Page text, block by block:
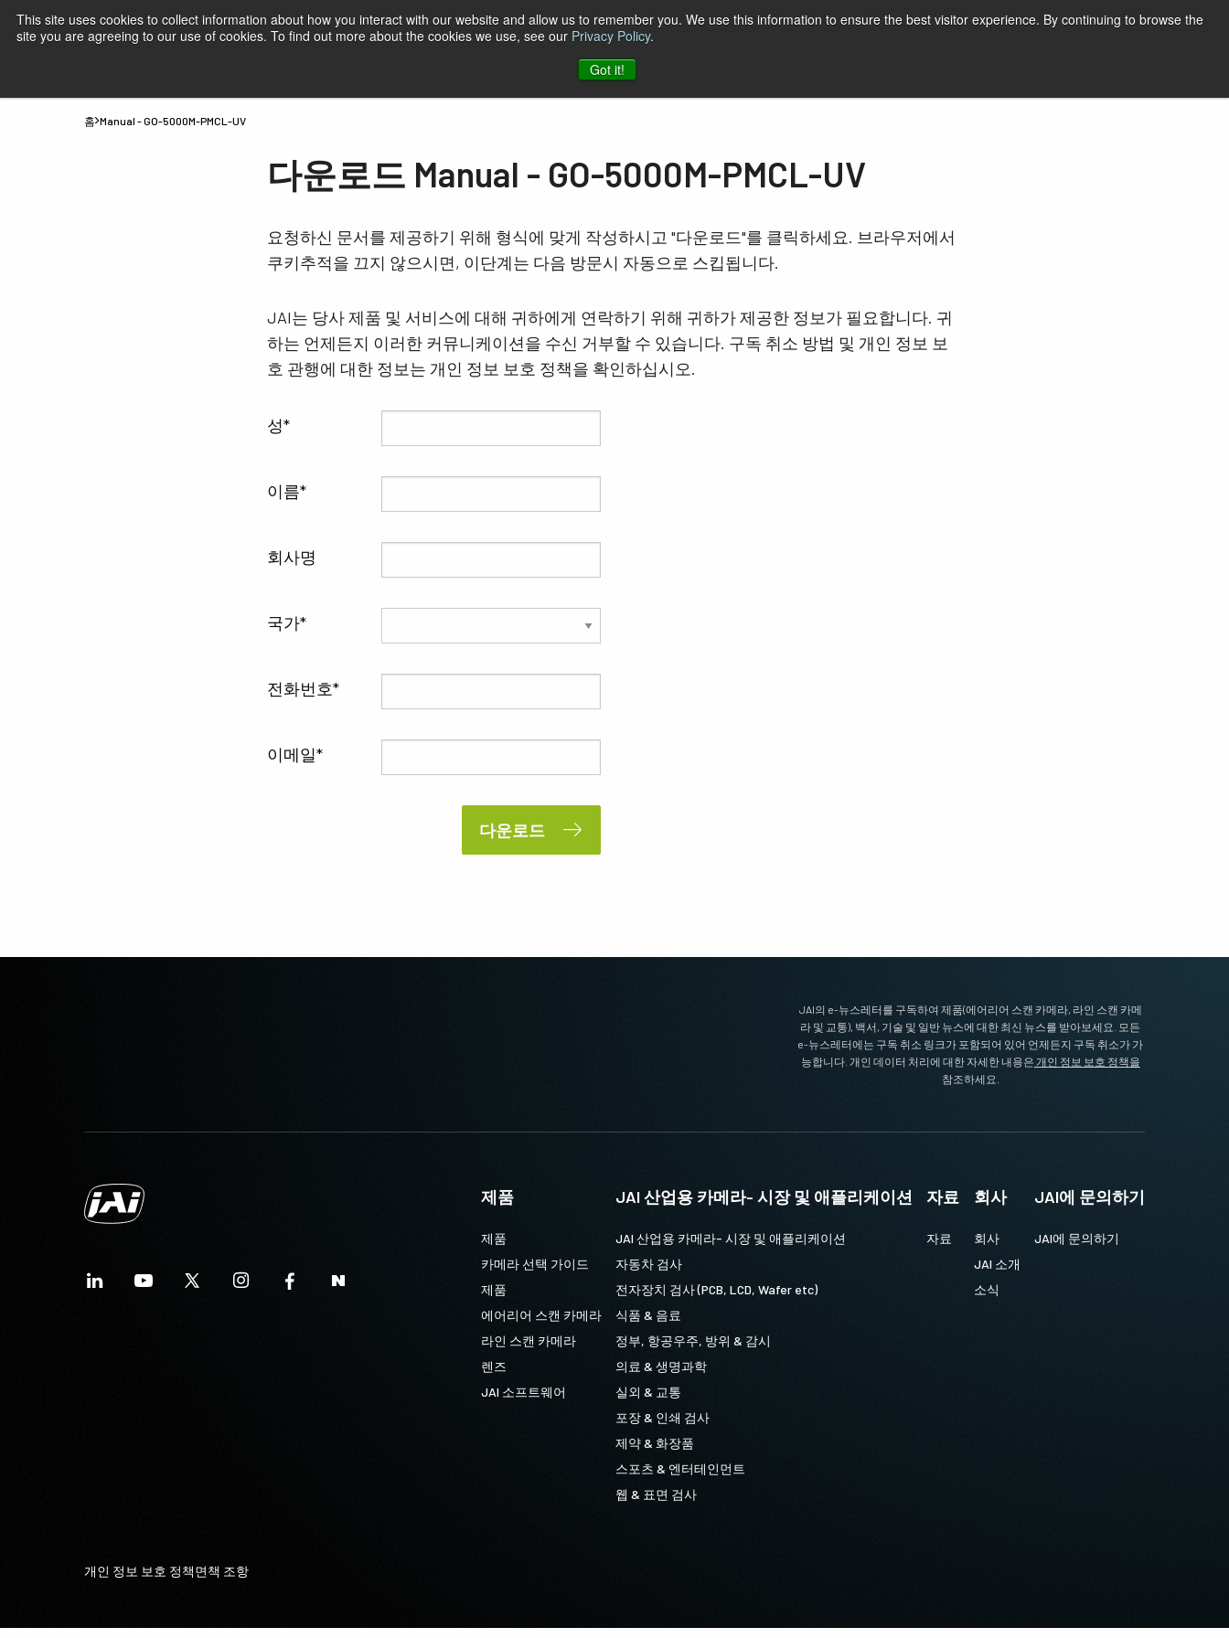
This site uses cookies to collect information about how you interact with our website and allow us to remember you. We use this information to ensure the best visitor experience. By continuing to browse the
site you are agreeing to our use of cookies. To find out more about the cookies we use, see our Privacy Policy.
Got it!
인쇄 지원 및 소프트웨어 한국어
JAI에 문의하기
홈 Manual - GO-5000M-PMCL-UV
다운로드 Manual - GO-5000M-PMCL-UV
요청하신 문서를 제공하기 위해 형식에 맞게 작성하시고 "다운로드"를 클릭하세요. 브라우저에서
쿠키추적을 끄지 않으시면, 이단계는 다음 방문시 자동으로 스킵됩니다.
JAI는 당사 제품 및 서비스에 대해 귀하에게 연락하기 위해 귀하가 제공한 정보가 필요합니다. 귀
하는 언제든지 이러한 커뮤니케이션을 수신 거부할 수 있습니다. 구독 취소 방법 및 개인 정보 보
호 관행에 대한 정보는 개인 정보 보호 정책을 확인하십시오.
성
이름
회사명
국가
전화번호
이메일
다운로드
JAI의 e-뉴스레터를 구독하여 제품(에어리어 스캔 카메라, 라인 스캔 카메
라 및 교통), 백서, 기술 및 일반 뉴스에 대한 최신 뉴스를 받아보세요. 모든
e-뉴스레터에는 구독 취소 링크가 포함되어 있어 언제든지 구독 취소가 가
능합니다. 개인 데이터 처리에 대한 자세한 내용은 개인 정보 보호 정책을
참조하세요.
제품
제품
카메라 선택 가이드
제품
에어리어 스캔 카메라
라인 스캔 카메라
렌즈
JAI 소프트웨어
JAI 산업용 카메라- 시장 및 애플리케이션
JAI 산업용 카메라- 시장 및 애플리케이션
자동차 검사
전자장치 검사 (PCB, LCD, Wafer etc)
식품 & 음료
정부, 항공우주, 방위 & 감시
의료 & 생명과학
실외 & 교통
포장 & 인쇄 검사
제약 & 화장품
스포츠 & 엔터테인먼트
웹 & 표면 검사
자료
자료
회사
회사
JAI 소개
소식
JAI에 문의하기
JAI에 문의하기
개인 정보 보호 정책면책 조항